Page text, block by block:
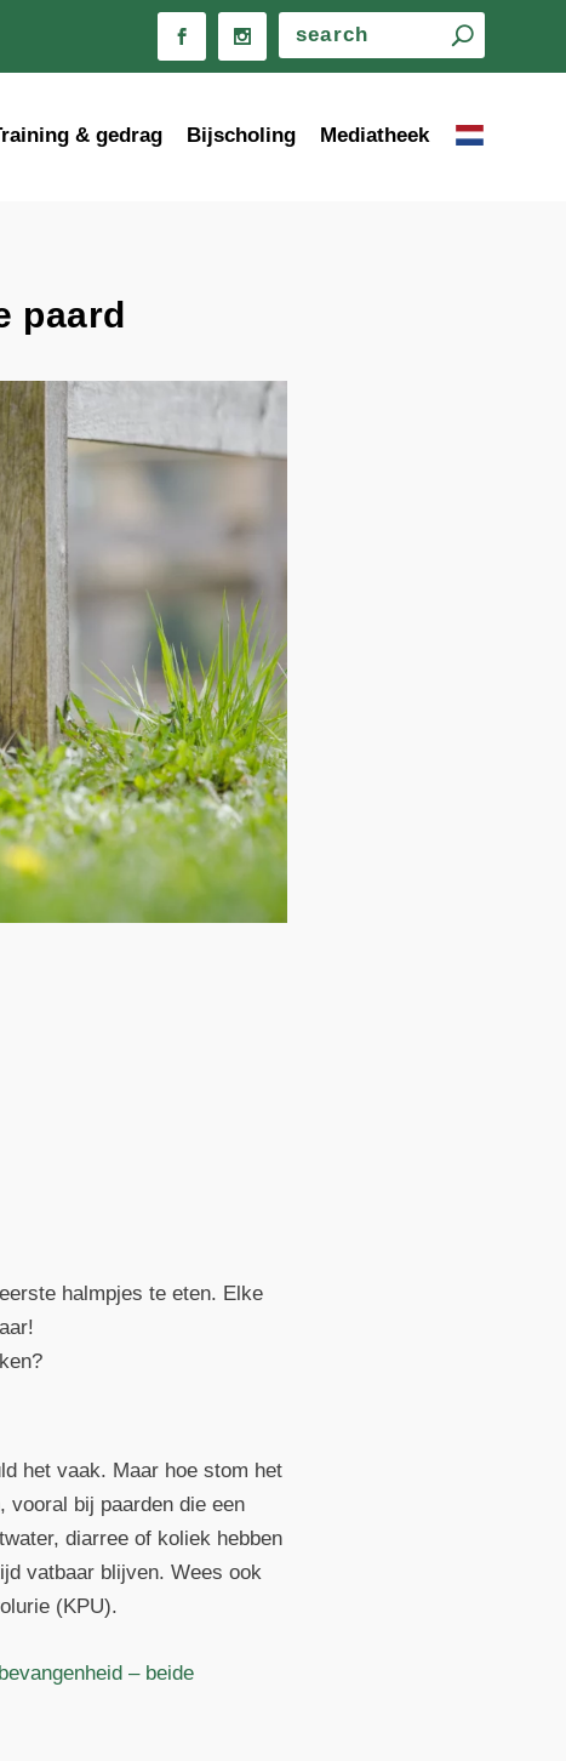
& gedrag Bijscholing Mediatheek
paard
halmpjes te eten. Elke
het vaak. Maar hoe stom het
vooral bij paarden die een
diarree of koliek hebben
vatbaar blijven. Wees ook
(KPU).
– beide